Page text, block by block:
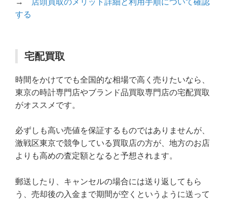
する
宅配買取
時間をかけてでも全国的な相場で高く売りたいなら、
東京の時計専門店やブランド品買取専門店の宅配買取
がオススメです。
必ずしも高い売値を保証するものではありませんが、
激戦区東京で競争している買取店の方が、地方のお店
よりも高めの査定額となると予想されます。
郵送したり、キャンセルの場合には送り返してもら
う、売却後の入金まで期間が空くというように送って